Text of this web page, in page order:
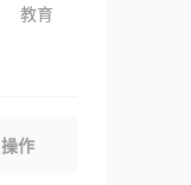
教育
操作